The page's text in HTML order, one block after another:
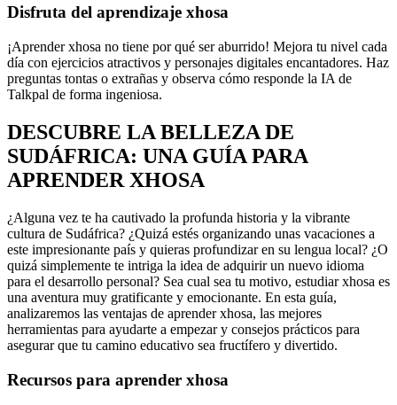
Disfruta del aprendizaje xhosa
¡Aprender xhosa no tiene por qué ser aburrido! Mejora tu nivel cada
día con ejercicios atractivos y personajes digitales encantadores. Haz
preguntas tontas o extrañas y observa cómo responde la IA de
Talkpal de forma ingeniosa.
DESCUBRE LA BELLEZA DE
SUDÁFRICA: UNA GUÍA PARA
APRENDER XHOSA
¿Alguna vez te ha cautivado la profunda historia y la vibrante
cultura de Sudáfrica? ¿Quizá estés organizando unas vacaciones a
este impresionante país y quieras profundizar en su lengua local? ¿O
quizá simplemente te intriga la idea de adquirir un nuevo idioma
para el desarrollo personal? Sea cual sea tu motivo, estudiar xhosa es
una aventura muy gratificante y emocionante. En esta guía,
analizaremos las ventajas de aprender xhosa, las mejores
herramientas para ayudarte a empezar y consejos prácticos para
asegurar que tu camino educativo sea fructífero y divertido.
Recursos para aprender xhosa